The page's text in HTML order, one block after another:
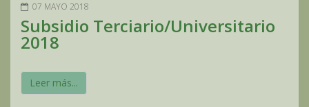
07 MAYO 2018
Subsidio Terciario/Universitario
2018
Leer más...